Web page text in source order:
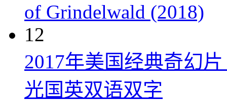
of Grindelwald (2018)
12
2017年美国经典奇幻
光国英双语双字